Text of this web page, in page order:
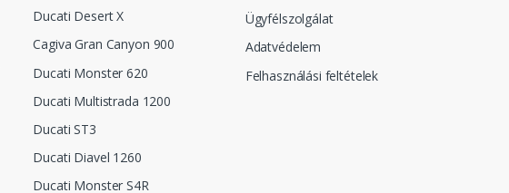
Ducati Desert X
Cagiva Gran Canyon 900
Ducati Monster 620
Ducati Multistrada 1200
Ducati ST3
Ducati Diavel 1260
Ducati Monster S4R
Ügyfélszolgálat
Adatvédelem
Felhasználási feltételek